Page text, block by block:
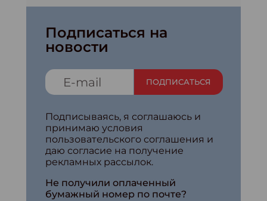
Подписаться на
новости
ПОДПИСАТЬСЯ
Подписываясь, я соглашаюсь и
принимаю условия
пользовательского соглашения и
даю согласие на получение
рекламных рассылок.
Не получили оплаченный
бумажный номер по почте?